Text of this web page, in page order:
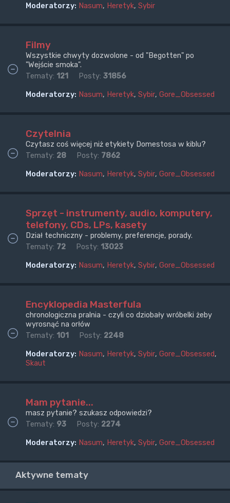
Moderatorzy: Nasum, Heretyk, Sybir
Filmy
Wszystkie chwyty dozwolone - od "Begotten" po
"Wejście smoka".
Tematy: 121 Posty: 31856
Moderatorzy: Nasum, Heretyk, Sybir, Gore_Obsessed
Czytelnia
Czytasz coś więcej niż etykiety Domestosa w kiblu?
Tematy: 28 Posty: 7862
Moderatorzy: Nasum, Heretyk, Sybir, Gore_Obsessed
Sprzęt - instrumenty, audio, komputery,
telefony, CDs, LPs, kasety
Dział techniczny - problemy, preferencje, porady.
Tematy: 72 Posty: 13023
Moderatorzy: Nasum, Heretyk, Sybir, Gore_Obsessed
Encyklopedia Masterfula
chronologiczna pralnia - czyli co dziobały wróbelki żeby
wyrosnąć na orłów
Tematy: 101 Posty: 2248
Moderatorzy: Nasum, Heretyk, Sybir, Gore_Obsessed,
Skaut
Mam pytanie...
masz pytanie? szukasz odpowiedzi?
Tematy: 93 Posty: 2274
Moderatorzy: Nasum, Heretyk, Sybir, Gore_Obsessed
Aktywne tematy